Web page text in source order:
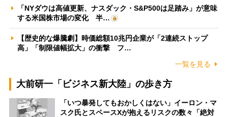
「NYダウは高値更新、ナスダック・S&P500は足踏み」が意味
する米国株市場の変化 半…
【歴史的な爆騰劇】時価総額10兆円企業が「2連続ストップ
高」「制限値幅拡大」の衝撃 フ…
一覧を見る
大前研一「ビジネス新大陸」の歩き方
「いつ暴発してもおかしくはない」イーロン・マ
スク氏とスペースXが抱えるリスクの数々「絶対